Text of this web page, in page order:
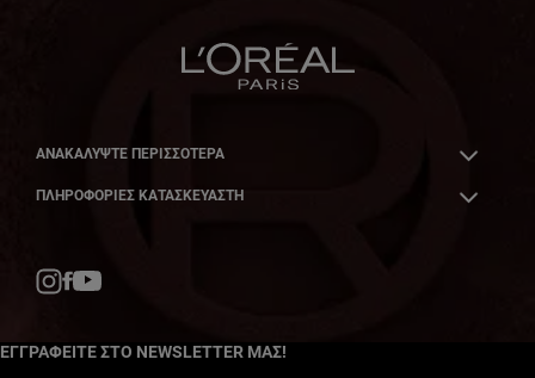
ΑΝΑΚΑΛΎΨΤΕ ΠΕΡΙΣΣΌΤΕΡΑ
ΠΛΗΡΟΦΟΡΙΕΣ ΚΑΤΑΣΚΕΥΑΣΤΗ
ΕΓΓΡΑΦΕΙΤΕ ΣΤΟ NEWSLETTER ΜΑΣ!